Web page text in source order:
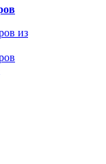
из